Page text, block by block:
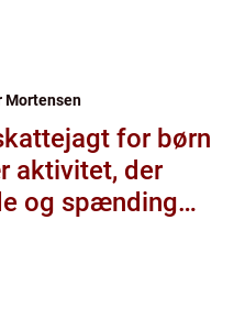
Mortensen
for børn
aktivitet, der
og spænding